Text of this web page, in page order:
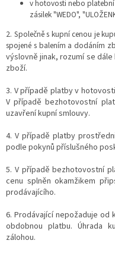
v hotovosti nebo
zásilek "WEDO",
2. Společně s kupní cenou je
spojené s balením a dodáním
výslovně jinak, rozumí se
zboží.
3. V případě platby v
V případě bezhotovostní
uzavření kupní smlouvy.
4. V případě platby
podle pokynů příslušného
5. V případě bezhotovostní
cenu splněn okamžikem
prodávajícího.
6. Prodávající nepožaduje od
obdobnou platbu. Úhrada
zálohou.